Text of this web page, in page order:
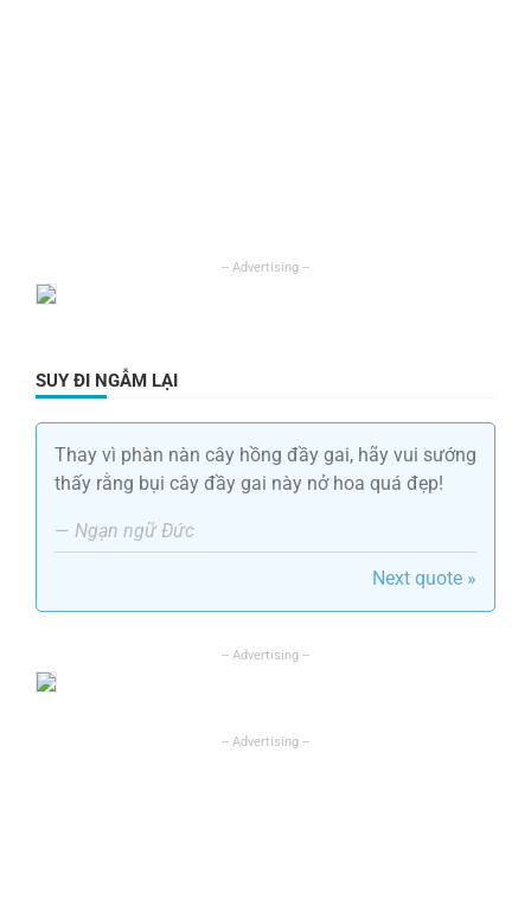
SUY ĐI NGẪM LẠI
Thay vì phàn nàn cây hồng đầy gai, hãy vui sướng
thấy rằng bụi cây đầy gai này nở hoa quá đẹp!
— Ngạn ngữ Đức
Next quote »